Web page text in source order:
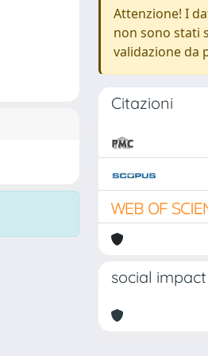
Attenzione! I
non sono stati
validazione da
Citazioni
social impact